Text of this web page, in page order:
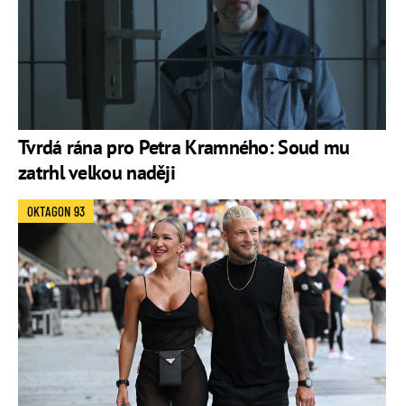
Tvrdá rána pro Petra Kramného: Soud mu
zatrhl velkou naději
OKTAGON 93